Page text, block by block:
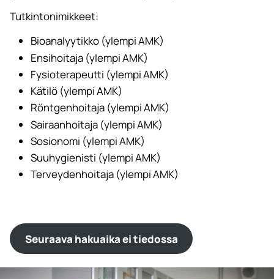
Tutkintonimikkeet:
Bioanalyytikko (ylempi AMK)
Ensihoitaja (ylempi AMK)
Fysioterapeutti (ylempi AMK)
Kätilö (ylempi AMK)
Röntgenhoitaja (ylempi AMK)
Sairaanhoitaja (ylempi AMK)
Sosionomi (ylempi AMK)
Suuhygienisti (ylempi AMK)
Terveydenhoitaja (ylempi AMK)
Seuraava hakuaika ei tiedossa